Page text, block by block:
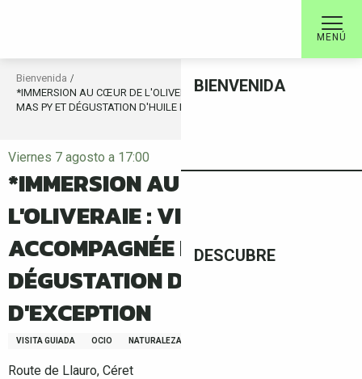
MENÚ
BIENVENIDA
DESCUBRE
Bienvenida
*IMMERSION AU CŒUR DE L'OLIVERAIE : VISITE ACCOMPAGNÉE DU
MAS PY ET DÉGUSTATION D'HUILE D'OLIVE D'EXCEPTION
Viernes 7 agosto a 17:00
*IMMERSION AU CŒUR DE
L'OLIVERAIE : VISITE
ACCOMPAGNÉE DU MAS PY ET
DÉGUSTATION D'HUILE D'OLIVE
D'EXCEPTION
VISITA GUIADA OCIO NATURALEZA
Route de Llauro, Céret